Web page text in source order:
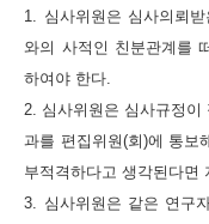
1. 심사위원은 심사의뢰
와의 사적인 친분관계를
하여야 한다.
2. 심사위원은 심사규정이
과를 편집위원(회)에 통보
부적격하다고 생각된다면
3. 심사위원은 같은 연구